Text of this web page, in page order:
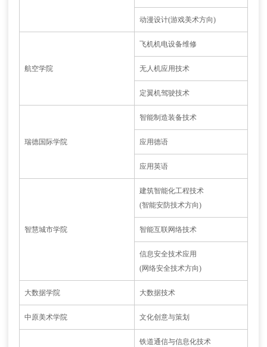
动漫设计(游戏美术方向)
航空学院
飞机机电设备维修
无人机应用技术
定翼机驾驶技术
瑞德国际学院
智能制造装备技术
应用德语
应用英语
智慧城市学院
建筑智能化工程技术
(智能安防技术方向)
智能互联网络技术
信息安全技术应用
(网络安全技术方向)
大数据学院 大数据技术
中原美术学院 文化创意与策划
铁道通信与信息化技术